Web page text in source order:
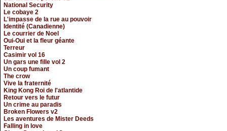
National Security
Le cobaye 2
L'impasse de la rue au pouvoir
Identité (Canadienne)
Le courrier de Noel
Oui-Oui et la fleur géante
Terreur
Casimir vol 16
Un gars une fille vol 2
Un coup fumant
The crow
Vive la fraternité
King Kong Roi de l'atlantide
Retour vers le futur
Un crime au paradis
Broken Flowers v2
Les aventures de Mister Deeds
Falling in love